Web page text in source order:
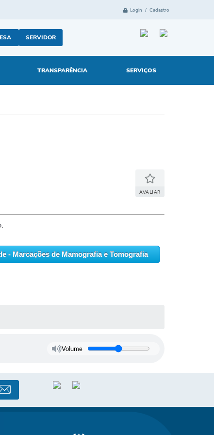
Login / Cadastro
SERVIDOR
TRANSPARÊNCIA SERVIÇOS
AVALIAR
- Marcações de Mamografia e Tomografia
Volume